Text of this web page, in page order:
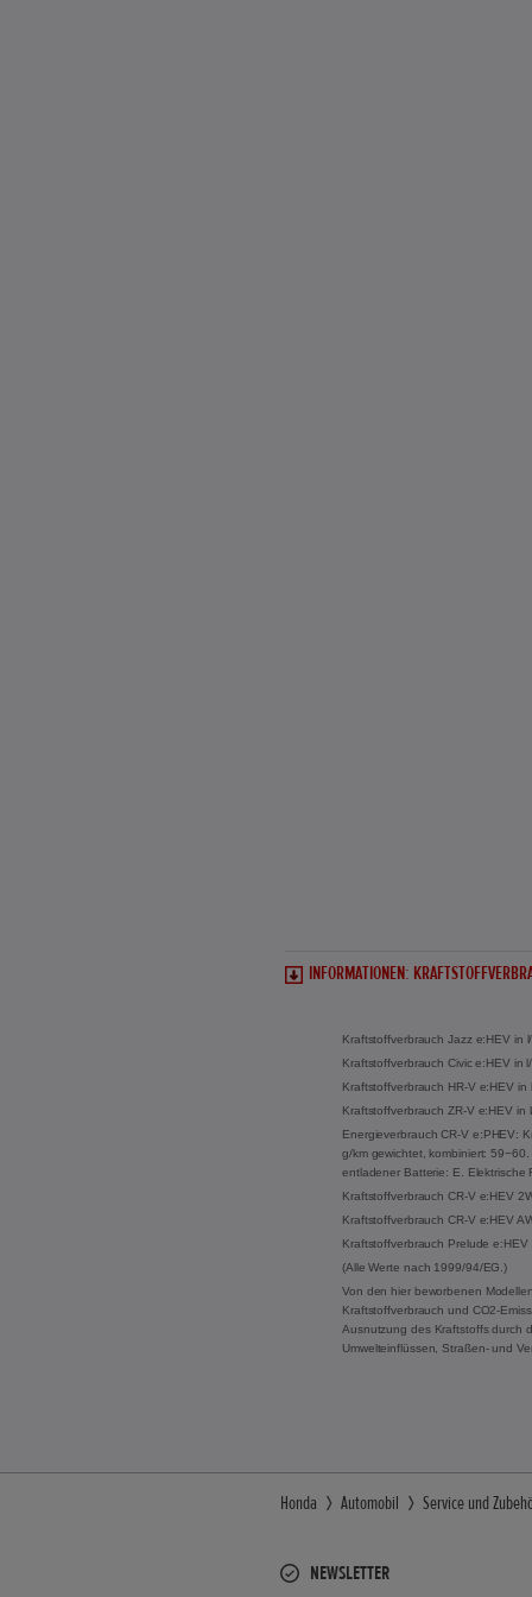
INFORMATIONEN:
Kraftstoffverbrauch Jazz e:HEV in
Kraftstoffverbrauch Civic e:HEV in
Kraftstoffverbrauch HR-V e:HEV in
Kraftstoffverbrauch ZR-V e:HEV in
Energieverbrauch CR-V e:PHEV:
g/km gewichtet, kombiniert:
entladener Batterie: E. Elektrische
Kraftstoffverbrauch CR-V e:HEV
Kraftstoffverbrauch CR-V e:HEV
Kraftstoffverbrauch Prelude e:HEV
(Alle Werte nach 1999/94/EG.)
Von den hier beworbenen
Kraftstoffverbrauch und CO2-
Ausnutzung des Kraftstoffs durch
Umwelteinflüssen, Straßen- und
Honda Automobil Service und
NEWSLETTER